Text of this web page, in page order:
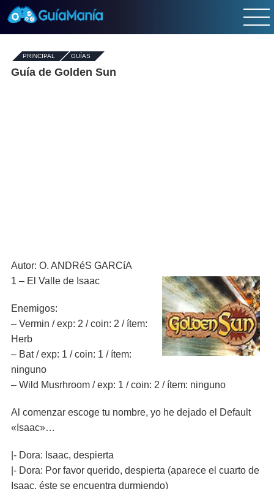
PRINCIPAL - GUÍAS-
Guía de Golden Sun
Autor: O. ANDRéS GARCíA
1 – El Valle de Isaac
Enemigos:
– Vermin / exp: 2 / coin: 2 / ítem:
Herb
– Bat / exp: 1 / coin: 1 / ítem:
ninguno
– Wild Musrhroom / exp: 1 / coin: 2 / ítem: ninguno
Al comenzar escoge tu nombre, yo he dejado el Default
«Isaac»…
|- Dora: Isaac, despierta
|- Dora: Por favor querido, despierta (aparece el cuarto de
Isaac, éste se encuentra durmiendo)